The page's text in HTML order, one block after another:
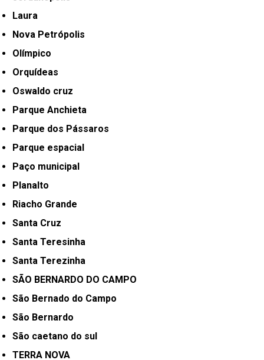
Laura
Nova Petrópolis
Olímpico
Orquídeas
Oswaldo cruz
Parque Anchieta
Parque dos Pássaros
Parque espacial
Paço municipal
Planalto
Riacho Grande
Santa Cruz
Santa Teresinha
Santa Terezinha
SÃO BERNARDO DO CAMPO
São Bernado do Campo
São Bernardo
São caetano do sul
TERRA NOVA